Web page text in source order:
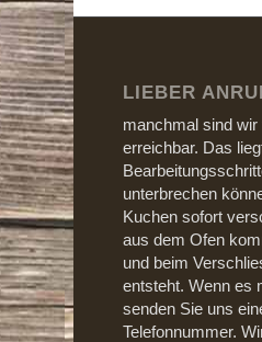
LIEBER
manchmal sind
erreichbar. Das
unterbrechen
Kuchen sofort
aus dem Ofen
und beim
entsteht. Wenn es
senden Sie uns
Telefonnummer.